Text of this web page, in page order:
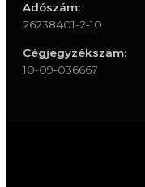
Adószám:
26238401-2-10
Cégjegyzékszám:
10-09-036667